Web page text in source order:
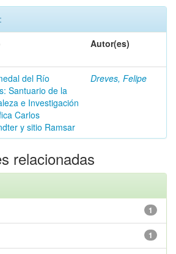
Autor(es)
del Río
Santuario de la
e Investigación
Carlos
y sitio Ramsar
Dreves, Felipe
relacionadas
1
1